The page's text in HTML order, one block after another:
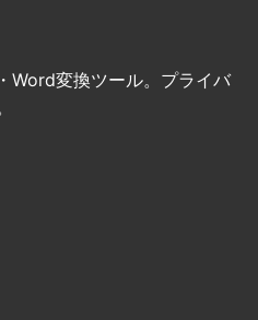
Word変換ツール。プライバ